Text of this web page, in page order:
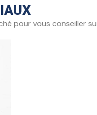
pour vous conseiller